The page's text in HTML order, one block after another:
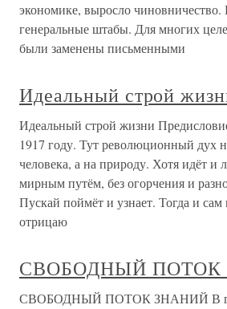
экономике, выросло
генеральные штабы. Для многих
были заменены письменными
Идеальный строй
Идеальный строй жизни
1917 году. Тут революционный дух
человека, а на природу. Хотя идёт и
мирным путём, без огорчения и
Пускай поймёт и узнает. Тогда и
отрицаю
СВОБОДНЫЙ ПОТОК
СВОБОДНЫЙ ПОТОК ЗНАНИЙ В